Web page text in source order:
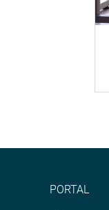
PORTAL